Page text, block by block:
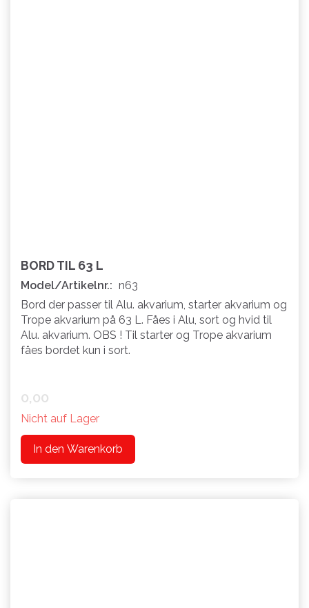
BORD TIL 63 L
Model/Artikelnr.: n63
Bord der passer til Alu. akvarium, starter akvarium og
Trope akvarium på 63 L. Fåes i Alu, sort og hvid til
Alu. akvarium. OBS ! Til starter og Trope akvarium
fåes bordet kun i sort.
0,00
Nicht auf Lager
In den Warenkorb